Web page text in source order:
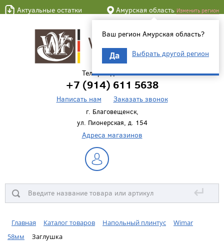
Актуальные остатки Амурская область Изменить регион
Ваш регион Амурская область?
Да Выбрать другой регион
Телефон для связи
+7 (914) 611 5638
Написать нам Заказать звонок
г. Благовещенск,
ул. Пионерская, д. 154
Адреса магазинов
↵
Главная Каталог товаров Напольный плинтус
Wimar
58мм
Заглушка